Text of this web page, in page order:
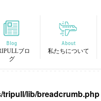
Blog
ブロ
グ
About
私たちについて
lib/breadcrumb.php